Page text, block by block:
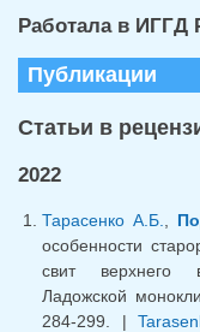
Работала в ИГГД
Публикации
Статьи в
2022
Тарасенко А.Б.
особенности
свит верхнего
Ладожской
284-299. |